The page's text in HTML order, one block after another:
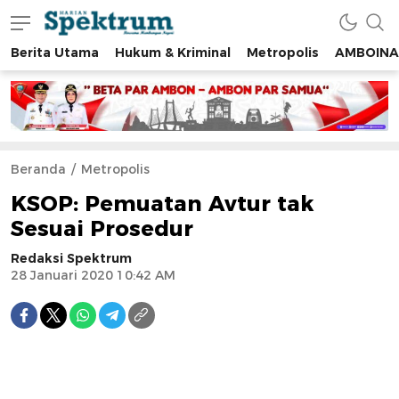
spektrumonline.com
Berita Utama Hukum & Kriminal Metropolis AMBOINA
Beranda Metropolis
KSOP: Pemuatan Avtur tak
Sesuai Prosedur
Redaksi Spektrum
28 Januari 2020 10:42 AM